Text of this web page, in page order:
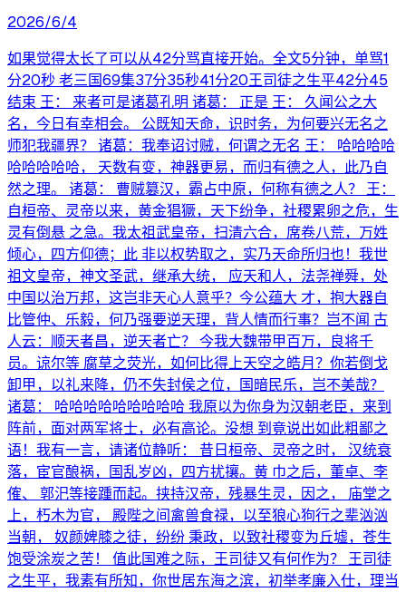
2026/6/4
如果觉得太长了可以从42分骂直接开始。全文5分钟，单骂1
分20秒 老三国69集37分35秒41分20王司徒之生平42分45
结束 王： 来者可是诸葛孔明 诸葛： 正是 王： 久闻公之大
名，今日有幸相会。 公既知天命，识时务，为何要兴无名之
师犯我疆界？ 诸葛：我奉诏讨贼，何谓之无名 王： 哈哈哈哈
哈哈哈哈哈， 天数有变，神器更易，而归有德之人，此乃自
然之理。 诸葛： 曹贼篡汉，霸占中原，何称有德之人？ 王：
自桓帝、灵帝以来，黄金猖獗，天下纷争，社稷累卵之危，生
灵有倒悬 之急。我太祖武皇帝，扫清六合，席卷八荒，万姓
倾心，四方仰德；此 非以权势取之，实乃天命所归也！我世
祖文皇帝，神文圣武，继承大统， 应天和人，法尧禅舜，处
中国以治万邦，这岂非天心人意乎？今公蕴大 才，抱大器自
比管仲、乐毅，何乃强要逆天理，背人情而行事？岂不闻 古
人云：顺天者昌，逆天者亡？ 今我大魏带甲百万，良将千
员。谅尔等 腐草之荧光，如何比得上天空之皓月？你若倒戈
卸甲，以礼来降，仍不失封侯之位，国暗民乐，岂不美哉？
诸葛： 哈哈哈哈哈哈哈哈哈 我原以为你身为汉朝老臣，来到
阵前，面对两军将士，必有高论。没想 到竟说出如此粗鄙之
语！我有一言，请诸位静听： 昔日桓帝、灵帝之时， 汉统衰
落，宦官酿祸，国乱岁凶，四方扰攘。黄 巾之后，董卓、李
傕、 郭汜等接踵而起。挟持汉帝，残暴生灵，因之， 庙堂之
上，朽木为官， 殿陛之间禽兽食禄，以至狼心狗行之辈汹汹
当朝， 奴颜婢膝之徒，纷纷 秉政，以致社稷变为丘墟，苍生
饱受涂炭之苦！ 值此国难之际，王司徒又有何作为？ 王司徒
之生平，我素有所知，你世居东海之滨，初举孝廉入仕，理当